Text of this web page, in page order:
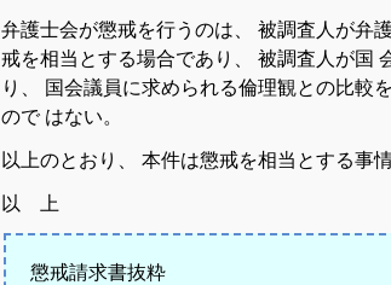
弁護士会が懲戒を行う のは 被調査 人 が弁
戒を相当 とする場合であり 被調査 人 が国
り
国会議員に求められる倫理観との比較を
ので はない。
以上のとおり 本件は懲戒を相当 とする事
以 上
懲戒請求書抜粋